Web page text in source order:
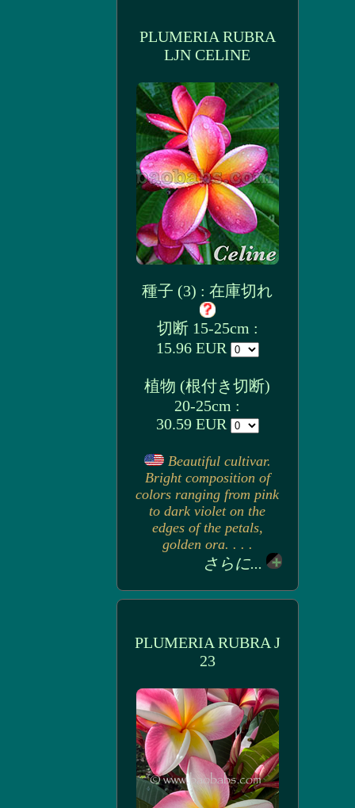
PLUMERIA RUBRA
LJN CELINE
種子 (3) : 在庫切れ
切断 15-25cm :
15.96 EUR
植物 (根付き切断)
20-25cm :
30.59 EUR
Beautiful cultivar.
Bright composition of
colors ranging from pink
to dark violet on the
edges of the petals,
golden ora. . . .
さらに...
PLUMERIA RUBRA J
23